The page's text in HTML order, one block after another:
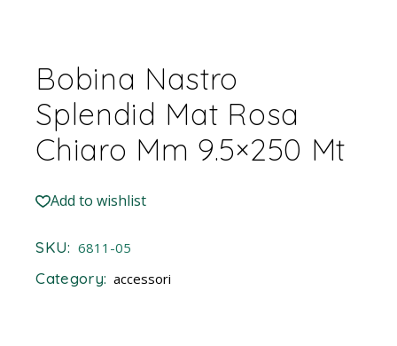
Bobina Nastro
Splendid Mat Rosa
Chiaro Mm 9.5×250 Mt
Add to wishlist
SKU: 6811-05
Category: accessori